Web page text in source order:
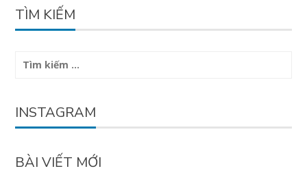
TÌM KIẾM
Tìm
INSTAGRAM
BÀI VIẾT MỚI